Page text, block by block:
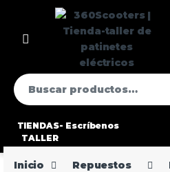
TIENDAS-
TALLER
Escríbenos
Inicio Repuestos